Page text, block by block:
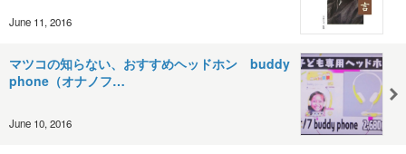
June 11, 2016
マツコの知らない、おすすめヘッドホン buddy
phone（オナノフ…
June 10, 2016